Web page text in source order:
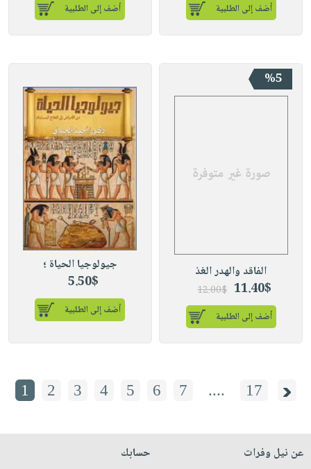
أضف إلى الطلبية أضف إلى الطلبية
%5
الفاقد والهدر الغذ
11.40$
12.00$
أضف إلى الطلبية
جيولوجيا الحياة ؛
5.50$
أضف إلى الطلبية
1 2 3 4 5 6 7 .... 17
عن نيل وفرات
حسابك